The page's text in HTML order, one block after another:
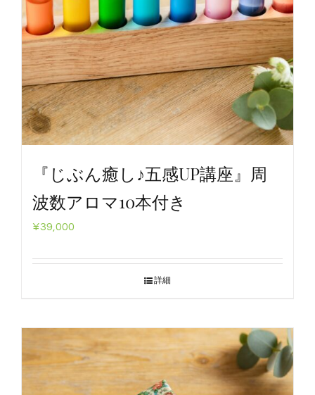
QA・体験談
ブログ
癒しのツール on-lineショップ
予約【じぶん整うLab.】
Restricted content
『じぶん癒し♪五感UP講座』周
波数アロマ10本付き
¥39,000
詳細